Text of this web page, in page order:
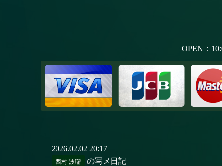
OPEN：
2026.02.02 20:17
西村 波瑠 の写メ日記